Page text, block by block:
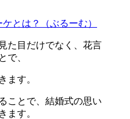
とは？（ぶるーむ）
た目だけでなく、花言
で、
ます。
ことで、結婚式の思い
ます。